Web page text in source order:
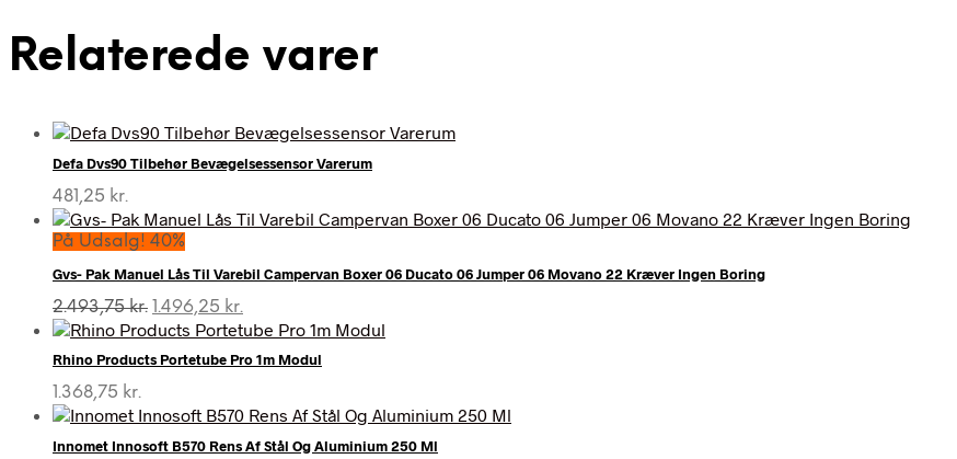
Relaterede varer
Defa Dvs90 Tilbehør Bevægelsessensor Varerum
481,25 kr.
På Udsalg! 40%
Gvs- Pak Manuel Lås Til Varebil Campervan Boxer 06 Ducato 06 Jumper 06 Movano 22 Kræver Ingen Boring
2.493,75kr. Den
oprindelige
var:
1.496,25 kr.
aktuelle
er:
Rhino Products Portetube Pro 1m Modul
1.368,75 kr.
Innomet Innosoft B570 Rens Af Stål Og Aluminium 250 Ml